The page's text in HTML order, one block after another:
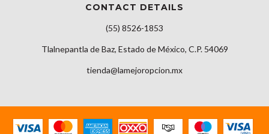
CONTACT DETAILS
(55) 8526-1853
Tlalnepantla de Baz, Estado de México, C.P. 54069
tienda@lamejoropcion.mx